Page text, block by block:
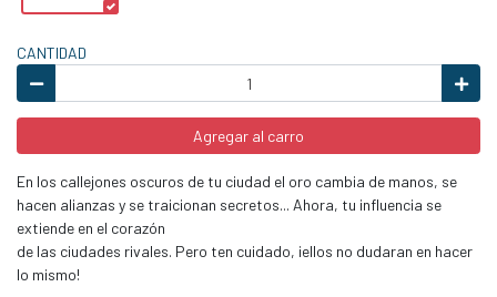
CANTIDAD
Agregar al carro
En los callejones oscuros de tu ciudad el oro cambia de manos, se
hacen alianzas y se traicionan secretos... Ahora, tu influencia se
extiende en el corazón
de las ciudades rivales. Pero ten cuidado, ¡ellos no dudaran en hacer
lo mismo!